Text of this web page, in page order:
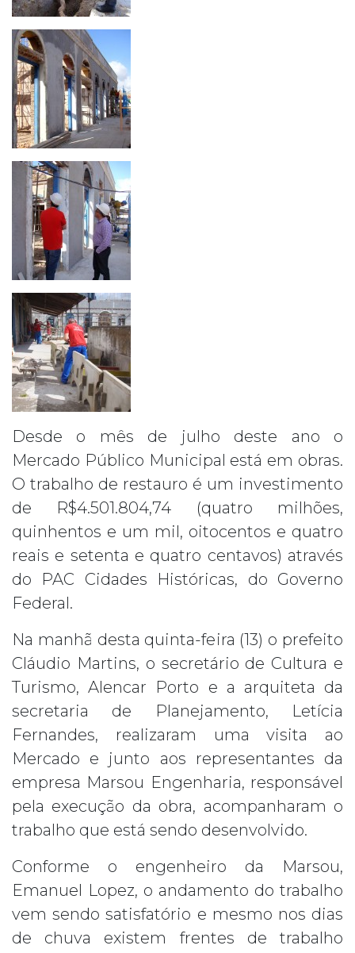
Desde o mês de julho deste ano o
Mercado Público Municipal está em obras.
O trabalho de restauro é um investimento
de R$4.501.804,74 (quatro milhões,
quinhentos e um mil, oitocentos e quatro
reais e setenta e quatro centavos) através
do PAC Cidades Históricas, do Governo
Federal.
Na manhã desta quinta-feira (13) o prefeito
Cláudio Martins, o secretário de Cultura e
Turismo, Alencar Porto e a arquiteta da
secretaria de Planejamento, Letícia
Fernandes, realizaram uma visita ao
Mercado e junto aos representantes da
empresa Marsou Engenharia, responsável
pela execução da obra, acompanharam o
trabalho que está sendo desenvolvido.
Conforme o engenheiro da Marsou,
Emanuel Lopez, o andamento do trabalho
vem sendo satisfatório e mesmo nos dias
de chuva existem frentes de trabalho